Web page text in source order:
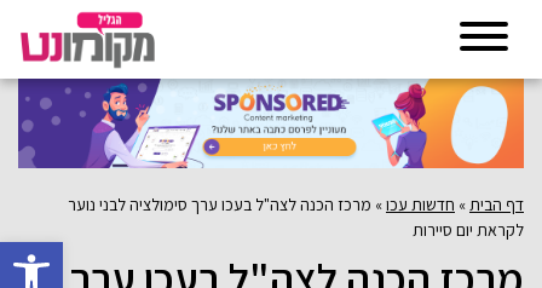
פתח
דף הבית » חדשות עכו» מרכז הכנה לצה"ל בעכו ערך סימולציה לבני נוער
לקראת יום סיירות